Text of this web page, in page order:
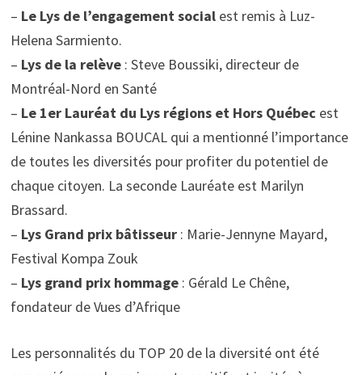
– Le Lys de l’engagement socialest remis à Luz-
Helena Sarmiento.
– Lys de la relève: Steve Boussiki, directeur de
Montréal-Nord en Santé
– Le 1er Lauréat du Lys régions et Hors Québec est
Lénine Nankassa BOUCAL qui a mentionné l’importance
de toutes les diversités pour profiter du potentiel de
chaque citoyen. La seconde Lauréate est Marilyn
Brassard.
– Lys Grand prix bâtisseur: Marie-Jennyne Mayard,
Festival Kompa Zouk
– Lys grand prix hommage: Gérald Le Chêne,
fondateur de Vues d’Afrique
Les personnalités du TOP 20 de la diversité ont été